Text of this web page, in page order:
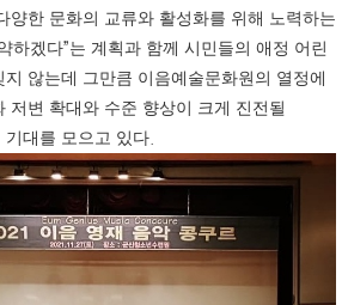
양한 문화의 교류와 활성화를 위해 노력하는
하겠다”는 계획과 함께 시민들의 애정 어린
않는데 그만큼 이음예술문화원의 열정에
저변 확대와 수준 향상이 크게 진전될
기대를 모으고 있다